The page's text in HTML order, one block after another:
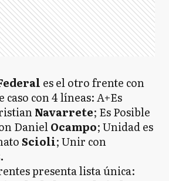
es el otro frente con
caso con 4 líneas: A+Es
Navarrete; Es Posible
DanielOcampo; Unidad es
Scioli; Unir con
presenta lista única: